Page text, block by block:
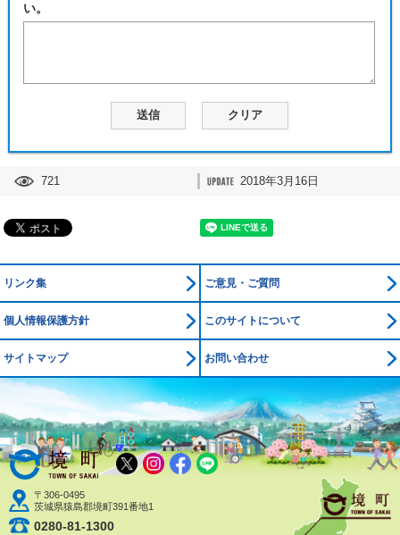
い。
721 2018年3月16日
リンク集 ご意見・ご質問
個人情報保護方針 このサイトについて
サイトマップ お問い合わせ
境町公式ホームページ
〒306-0495
茨城県猿島郡境町391番地1
0280-81-1300
X Instagram
Facebook
LINE